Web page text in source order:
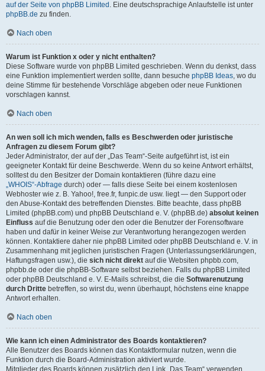
auf der Seite von phpBB Limited . Eine deutschsprachige Anlaufstelle ist unter
phpBB.de zu finden.
Nach oben
Warum ist Funktion x oder y nicht enthalten?
Diese Software wurde von phpBB Limited geschrieben. Wenn du denkst, dass
eine Funktion implementiert werden sollte, dann besuche phpBB Ideas, wo du
deine Stimme für bestehende Vorschläge abgeben oder neue Funktionen
vorschlagen kannst.
Nach oben
An wen soll ich mich wenden, falls es Beschwerden oder juristische
Anfragen zu diesem Forum gibt?
Jeder Administrator, der auf der „Das Team“-Seite aufgeführt ist, ist ein
geeigneter Kontakt für deine Beschwerde. Wenn du so keine Antwort erhältst,
solltest du den Besitzer der Domain kontaktieren (führe dazu eine
„WHOIS“-Abfrage durch) oder — falls diese Seite bei einem kostenlosen
Webhoster wie z. B. Yahoo!, free.fr, funpic.de usw. liegt — den Support oder
den Abuse-Kontakt des betreffenden Dienstes. Bitte beachte, dass phpBB
Limited (phpBB.com) und phpBB Deutschland e. V. (phpBB.de) absolut keinen
Einfluss auf die Benutzung oder den oder die Benutzer der Forensoftware
haben und dafür in keiner Weise zur Verantwortung herangezogen werden
können. Kontaktiere daher nie phpBB Limited oder phpBB Deutschland e. V. in
Zusammenhang mit jeglichen juristischen Fragen (Unterlassungserklärungen,
Haftungsfragen usw.), die sich nicht direkt auf die Websiten phpbb.com,
phpbb.de oder die phpBB-Software selbst beziehen. Falls du phpBB Limited
oder phpBB Deutschland e. V. E-Mails schreibst, die die Softwarenutzung
durch Dritte betreffen, so wirst du, wenn überhaupt, höchstens eine knappe
Antwort erhalten.
Nach oben
Wie kann ich einen Administrator des Boards kontaktieren?
Alle Benutzer des Boards können das Kontaktformular nutzen, wenn die
Funktion durch die Board-Administration aktiviert wurde.
Mitglieder des Boards können zusätzlich den Link „Das Team“ verwenden.